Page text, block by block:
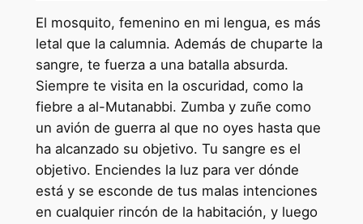
El mosquito, femenino en mi lengua, es más
letal que la calumnia. Además de chuparte la
sangre, te fuerza a una batalla absurda.
Siempre te visita en la oscuridad, como la
fiebre a al-Mutanabbi. Zumba y zuñe como
un avión de guerra al que no oyes hasta que
ha alcanzado su objetivo. Tu sangre es el
objetivo. Enciendes la luz para ver dónde
está y se esconde de tus malas intenciones
en cualquier rincón de la habitación, y luego